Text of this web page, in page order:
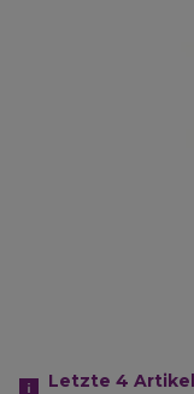
Letzte 4 Artikel